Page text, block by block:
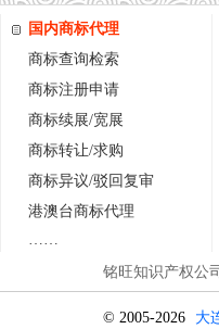
国内商标代理
商标查询检索
商标注册申请
商标续展/宽展
商标转让/求购
商标异议/驳回复审
港澳台商标代理
……
铭旺知识产权公
© 2005-2026 大